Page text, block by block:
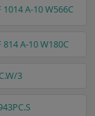
1014 A-10 W566C
814 A-10 W180C
3